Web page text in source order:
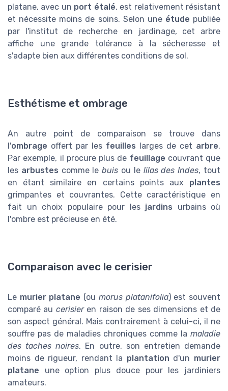
platane, avec un port étalé, est relativement résistant
et nécessite moins de soins. Selon une étude publiée
par l'institut de recherche en jardinage, cet arbre
affiche une grande tolérance à la sécheresse et
s'adapte bien aux différentes conditions de sol.
Esthétisme et ombrage
An autre point de comparaison se trouve dans
l'ombrage offert par les feuilles larges de cet arbre.
Par exemple, il procure plus de feuillage couvrant que
les arbustes comme lebuis ou le lilas des Indes, tout
en étant similaire en certains points aux plantes
grimpantes et couvrantes. Cette caractéristique en
fait un choix populaire pour les jardins urbains où
l'ombre est précieuse en été.
Comparaison avec le cerisier
Le murier platane (ou morus platanifolia) est souvent
comparé au cerisieren raison de ses dimensions et de
son aspect général. Mais contrairement à celui-ci, il ne
souffre pas de maladies chroniques comme la maladie
des taches noires. En outre, son entretien demande
moins de rigueur, rendant la plantation d'un murier
platane une option plus douce pour les jardiniers
amateurs.